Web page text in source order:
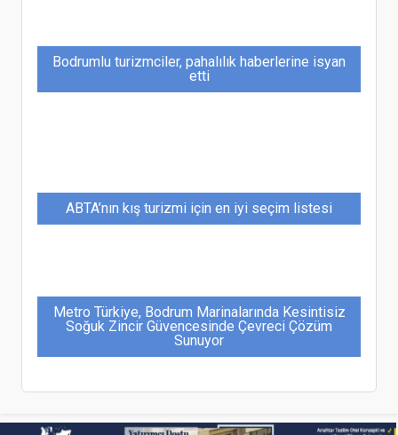
Bodrumlu turizmciler, pahalılık haberlerine isyan
etti
ABTA’nın kış turizmi için en iyi seçim listesi
Metro Türkiye, Bodrum Marinalarında Kesintisiz
Soğuk Zincir Güvencesinde Çevreci Çözüm
Sunuyor